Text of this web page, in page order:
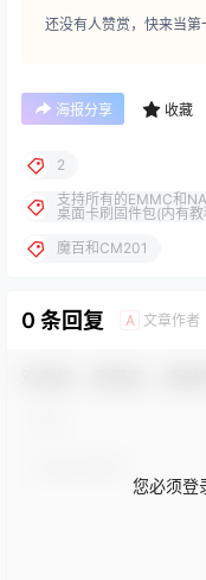
还没有人赞赏，快来当第
海报分享 收藏
2
支持所有的EMMC和
桌面卡刷固件包(内有
魔百和CM201
0 条回复 A 文章作者
您必须登